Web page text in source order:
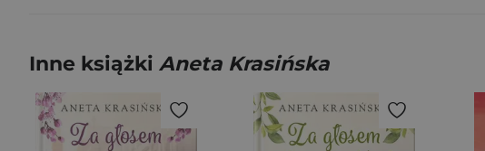
Inne książki Aneta Krasińska